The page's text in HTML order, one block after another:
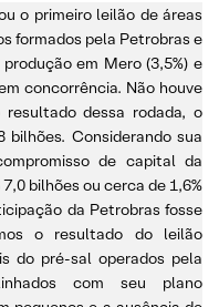
o primeiro leilão de áreas
formados pela Petrobras e
em Mero (3,5%) e
concorrência. Não houve
dessa rodada, o
bilhões. Considerando sua
de capital da
bilhões ou cerca de 1,6%
da Petrobras fosse
o resultado do leilão
do pré-sal operados pela
com seu plano